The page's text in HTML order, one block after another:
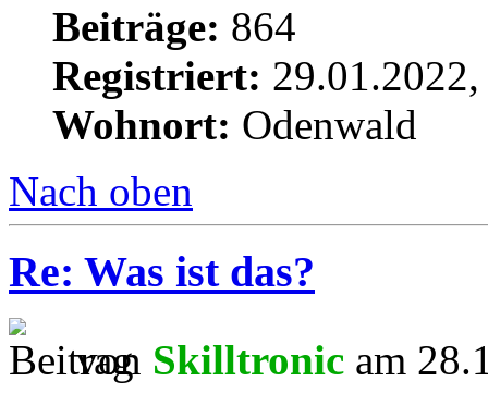
Beiträge: 864
Registriert:
Wohnort: Odenwald
Nach oben
Re: Was ist das?
von Skilltronic am